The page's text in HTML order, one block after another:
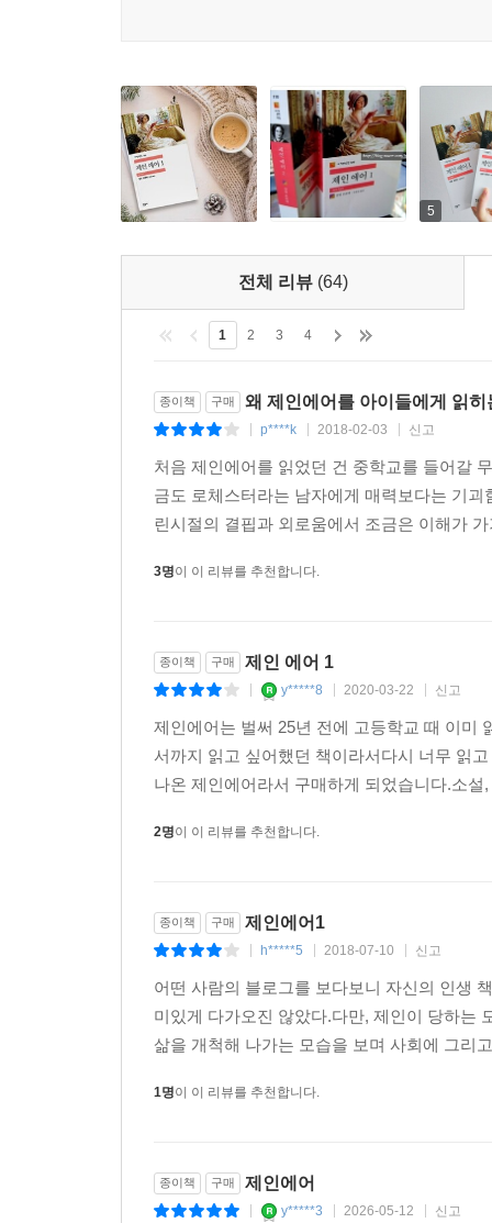
5
전체 리뷰 (64)
1 2 3 4
종이책 구매 왜 제인에어를 아이들에게 읽히
p****k 2018-02-03 신고
처음 제인에어를 읽었던 건 중학교를 들어갈
금도 로체스터라는 남자에게 매력보다는 기
린시절의 결핍과 외로움에서 조금은 이해가
3명이 이 리뷰를 추천합니다.
종이책 구매 제인 에어 1
y*****8 2020-03-22 신고
제인에어는 벌써 25년 전에 고등학교 때 이미
서까지 읽고 싶어했던 책이라서다시 너무 읽
나온 제인에어라서 구매하게 되었습니다.소
2명이 이 리뷰를 추천합니다.
종이책 구매 제인에어1
h*****5 2018-07-10 신고
어떤 사람의 블로그를 보다보니 자신의 인생
미있게 다가오진 않았다.다만, 제인이 당하는
삶을 개척해 나가는 모습을 보며 사회에 그리
1명이 이 리뷰를 추천합니다.
종이책 구매 제인에어
y*****3 2026-05-12 신고